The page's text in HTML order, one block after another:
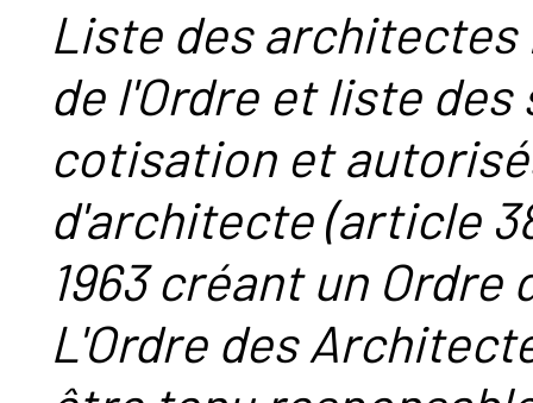
Liste des
de l'Ordre et liste
cotisation et
d'architecte (article
1963 créant un
L'Ordre des